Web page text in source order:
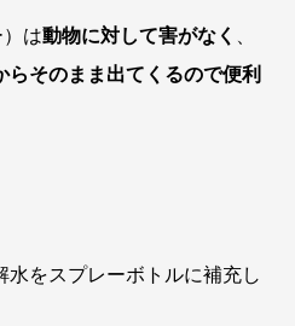
は動物に対して害がなく 、
そのまま出てくるので便利
水をスプレーボトルに補充し